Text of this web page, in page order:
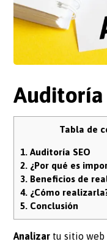
Auditoría
Tabla de
1. Auditoría SEO
2. ¿Por qué es
3. Beneficios de
4. ¿Cómo
5. Conclusión
Analizar tu sitio web